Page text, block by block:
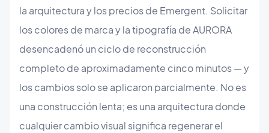
la arquitectura y los precios de Emergent. Solicitar
los colores de marca y la tipografía de AURORA
desencadenó un ciclo de reconstrucción
completo de aproximadamente cinco minutos — y
los cambios solo se aplicaron parcialmente. No es
una construcción lenta; es una arquitectura donde
cualquier cambio visual significa regenerar el